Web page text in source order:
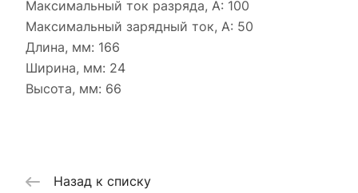
Максимальный ток разряда, А: 100
Максимальный зарядный ток, А: 50
Длина, мм: 166
Ширина, мм: 24
Высота, мм: 66
Назад к списку